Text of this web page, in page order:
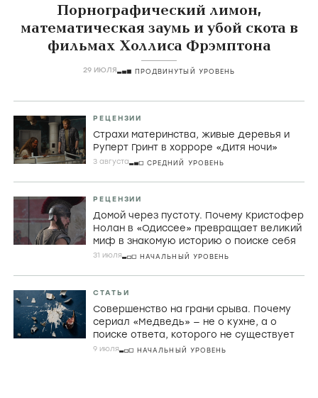
Порнографический лимон,
математическая заумь и убой скота в
фильмах Холлиса Фрэмптона
29 ИЮЛЯ ПРОДВИНУТЫЙ УРОВЕНЬ
РЕЦЕНЗИИ
Страхи материнства, живые деревья и
Руперт Гринт в хорроре «Дитя ночи»
3 августа СРЕДНИЙ УРОВЕНЬ
РЕЦЕНЗИИ
Домой через пустоту. Почему Кристофер
Нолан в «Одиссее» превращает великий
миф в знакомую историю о поиске себя
31 июля НАЧАЛЬНЫЙ УРОВЕНЬ
СТАТЬИ
Совершенство на грани срыва. Почему
сериал «Медведь» — не о кухне, а о
поиске ответа, которого не существует
9 июля НАЧАЛЬНЫЙ УРОВЕНЬ